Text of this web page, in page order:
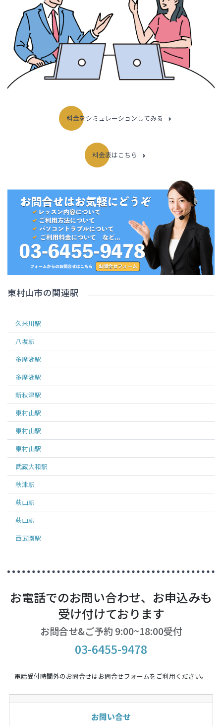
料金をシミュレーションしてみる
料金表はこちら
東村山市の関連駅
久米川駅
八坂駅
多摩湖駅
多摩湖駅
新秋津駅
東村山駅
東村山駅
東村山駅
武蔵大和駅
秋津駅
萩山駅
萩山駅
西武園駅
お電話でのお問い合わせ、お申込みも
受け付けております
お問合せ&ご予約 9:00~18:00受付
03-6455-9478
電話受付時間外のお問合せはお問合せフォームをご利用ください。
お問い合せ